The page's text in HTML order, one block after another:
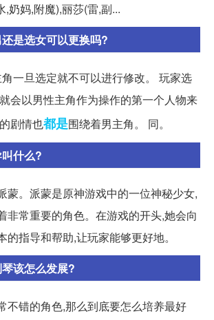
,奶妈,附魔),丽莎(雷,副...
是选女可以更换吗?
一旦选定就不可以进行修改。 玩家选
会以男性主角作为操作的第一个人物来
剧情也都是围绕着男主角。 同。
什么?
蒙。派蒙是原神游戏中的一位神秘少女,
非常重要的角色。在游戏的开头,她会向
的指导和帮助,让玩家能够更好地。
该怎么发展?
不错的角色,那么到底要怎么培养最好